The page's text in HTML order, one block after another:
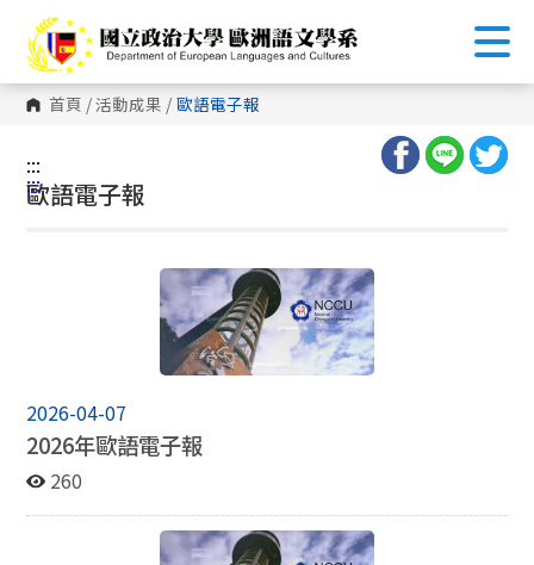
到
主
要
內
容 首頁 /活動成果 / 歐語電子報
:::
:::
歐語電子報
2026-04-07
2026年歐語電子報
260